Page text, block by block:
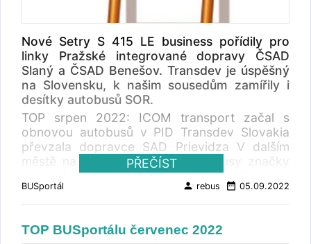
Nové Setry S 415 LE business pořídily pro
linky Pražské integrované dopravy ČSAD
Slaný a ČSAD Benešov. Transdev je úspěšný
na Slovensku, k našim sousedům zamířily i
desítky autobusů SOR.
TOP srpen 2022: ICOM transport začal s
obnovou autobusů v PID Transdev Slovakia
převzala dopravce SAD Prievidza V dalším
městě na Slovensku vyjely autobusy značky
SOR InnoTrans v Berlíně už v září SOR vyrobí
pro Rumunsko další elektrické autobusy Další
významná osmička: V Loučeni se otevírá nové
rozhoduje o budoucím provozovateli
PŘEČÍST
BUSportál person rebus date_range 05.09.2022
TOP BUSportálu červenec 2022